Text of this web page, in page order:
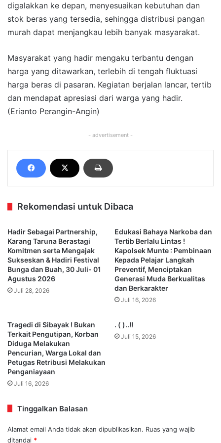
digalakkan ke depan, menyesuaikan kebutuhan dan
stok beras yang tersedia, sehingga distribusi pangan
murah dapat menjangkau lebih banyak masyarakat.
Masyarakat yang hadir mengaku terbantu dengan
harga yang ditawarkan, terlebih di tengah fluktuasi
harga beras di pasaran. Kegiatan berjalan lancar, tertib
dan mendapat apresiasi dari warga yang hadir.
(Erianto Perangin-Angin)
- advertisement -
Rekomendasi untuk Dibaca
Hadir Sebagai Partnership,
Karang Taruna Berastagi
Komitmen serta Mengajak
Sukseskan & Hadiri Festival
Bunga dan Buah, 30 Juli- 01
Agustus 2026
Juli 28, 2026
Edukasi Bahaya Narkoba dan
Tertib Berlalu Lintas !
Kapolsek Munte : Pembinaan
Kepada Pelajar Langkah
Preventif, Menciptakan
Generasi Muda Berkualitas
dan Berkarakter
Juli 16, 2026
Tragedi di Sibayak ! Bukan
Terkait Pengutipan, Korban
Diduga Melakukan
Pencurian, Warga Lokal dan
Petugas Retribusi Melakukan
Penganiayaan
Juli 16, 2026
. ( )..!!
Juli 15, 2026
Tinggalkan Balasan
Alamat email Anda tidak akan dipublikasikan. Ruas yang wajib
ditandai *